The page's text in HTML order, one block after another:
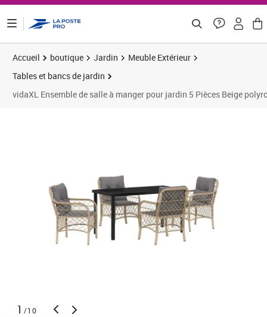
Accueil boutique Jardin
Meuble Extérieur
Tables et bancs de jardin
vidaXL Ensemble de salle à manger pour jardin 5 Pièces Beige
1 /10